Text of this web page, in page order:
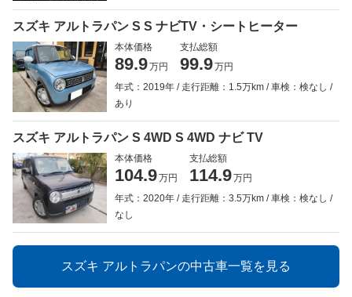
スズキ アルトラパン S S ナビTV・シートヒーター
本体価格
89.9万円
支払総額
99.9万円
年式：2019年
走行距離：1.5万km
車検：検なし
あり
スズキ アルトラパン S 4WD S 4WD ナビ TV
本体価格
104.9万円
支払総額
114.9万円
年式：2020年
走行距離：3.5万km
車検：検なし
なし
スズキ アルトラパンの中古車一覧を見る